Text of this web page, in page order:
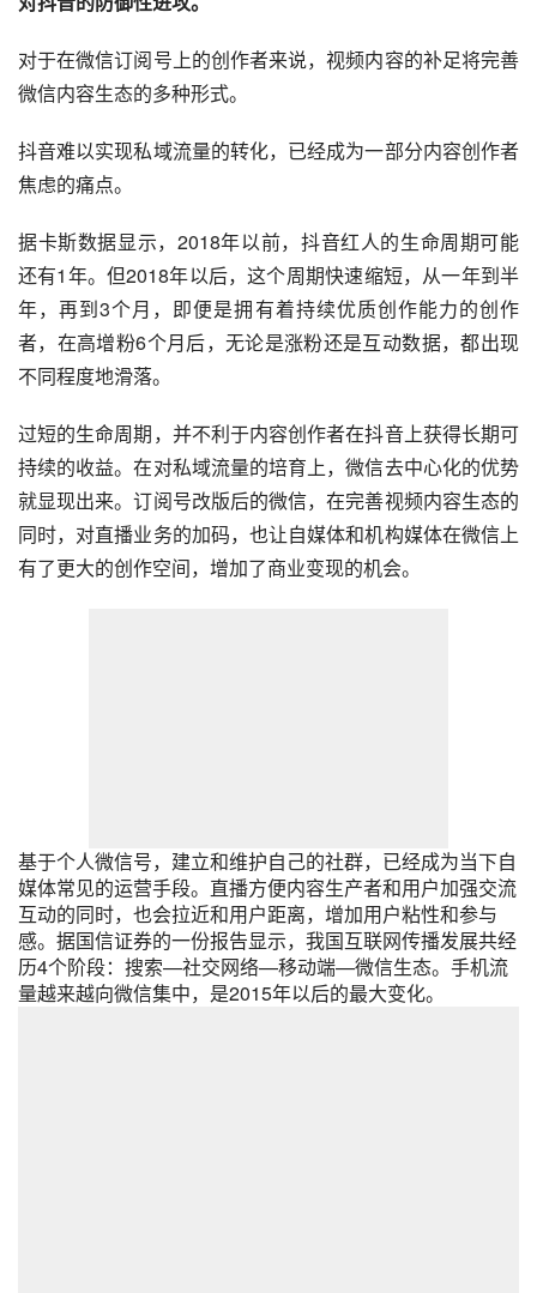
对于在微信订阅号上的创作者来说，视频内容的补足将完善
微信内容生态的多种形式。
抖音难以实现私域流量的转化，已经成为一部分内容创作者
焦虑的痛点。
据卡斯数据显示，2018年以前，抖音红人的生命周期可能
还有1年。但2018年以后，这个周期快速缩短，从一年到半
年，再到3个月，即便是拥有着持续优质创作能力的创作
者，在高增粉6个月后，无论是涨粉还是互动数据，都出现
不同程度地滑落。
过短的生命周期，并不利于内容创作者在抖音上获得长期可
持续的收益。在对私域流量的培育上，微信去中心化的优势
就显现出来。订阅号改版后的微信，在完善视频内容生态的
同时，对直播业务的加码，也让自媒体和机构媒体在微信上
有了更大的创作空间，增加了商业变现的机会。
基于个人微信号，建立和维护自己的社群，已经成为当下自
媒体常见的运营手段。直播方便内容生产者和用户加强交流
互动的同时，也会拉近和用户距离，增加用户粘性和参与
感。据国信证券的一份报告显示，我国互联网传播发展共经
历4个阶段：搜索—社交网络—移动端—微信生态。手机流
量越来越向微信集中，是2015年以后的最大变化。